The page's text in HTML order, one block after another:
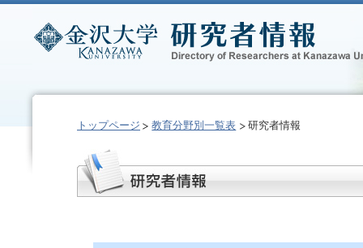
トップページ 教育分野別一覧表 研究者情報